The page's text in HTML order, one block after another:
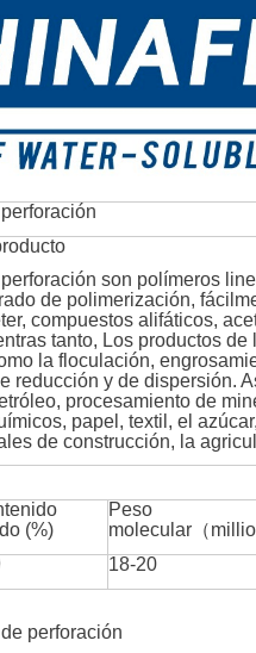
son polímeros
de polimerización,
compuestos alifáticos,
tanto, Los productos de
la floculación,
reducción y de dispersión.
procesamiento de
papel, textil, el
de construcción, la
(%)
Peso
molecular（
18-20
perforación